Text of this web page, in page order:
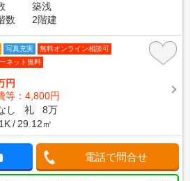
築浅
数
2階建
写真充実
無料オンライン相談可
ネット無料
円
等：4,800円
し 礼
8万
1K 29.12㎡
電話で問合せ